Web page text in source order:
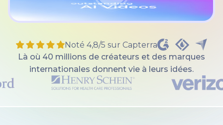
Noté 4,8/5 sur Capterra
Là où 40 millions de créateurs et des marques
internationales donnent vie à leurs idées.